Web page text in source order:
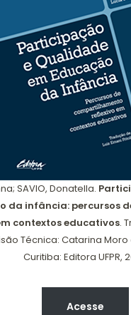
SAVIO, Donatella.
da infância: percursos
contextos educativos.
Técnica: Catarina
Curitiba: Editora UFPR,
Acesse